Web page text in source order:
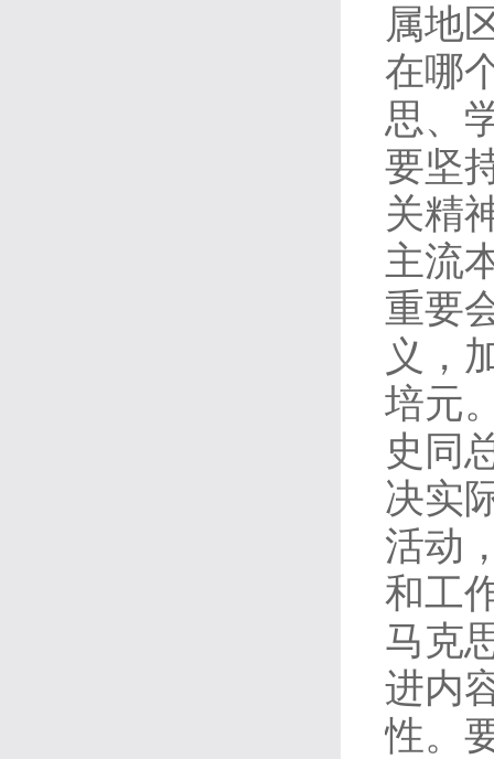
属地
在哪
思、
要坚
关精
主流
重要
义，
培元
史同
决实
活动
和工
马克
进内
性。